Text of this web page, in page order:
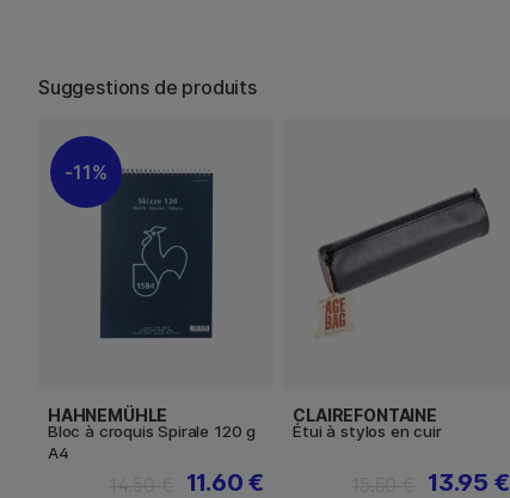
Suggestions de produits
11%
HAHNEMÜHLE
Bloc à croquis Spirale 120 g
A4
11.60 €
CLAIREFONTAINE
Étui à stylos en cuir
13.95 €